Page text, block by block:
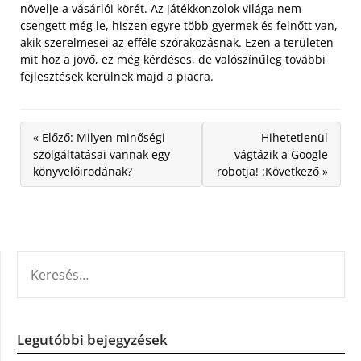
növelje a vásárlói körét. Az játékkonzolok világa nem
csengett még le, hiszen egyre több gyermek és felnőtt van,
akik szerelmesei az efféle szórakozásnak. Ezen a területen
mit hoz a jövő, ez még kérdéses, de valószínűleg további
fejlesztések kerülnek majd a piacra.
« Előző: Milyen minőségi
szolgáltatásai vannak egy
könyvelőirodának?
Hihetetlenül
vágtázik a Google
robotja! :Következő »
Legutóbbi bejegyzések